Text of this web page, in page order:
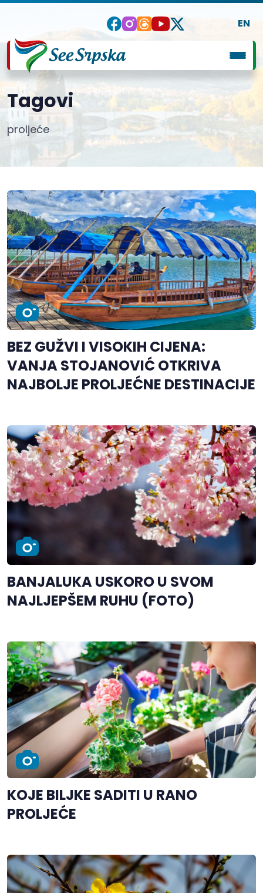
EN
Tagovi
proljeće
BEZ GUŽVI I VISOKIH CIJENA:
VANJA STOJANOVIĆ OTKRIVA
NAJBOLJE PROLJEĆNE DESTINACIJE
BANJALUKA USKORO U SVOM
NAJLJEPŠEM RUHU (FOTO)
KOJE BILJKE SADITI U RANO
PROLJEĆE